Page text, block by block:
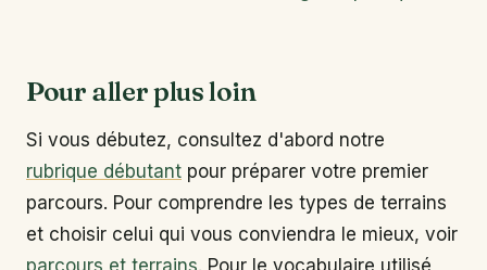
Pour aller plus loin
Si vous débutez, consultez d'abord notre
rubrique débutant pour préparer votre premier
parcours. Pour comprendre les types de terrains
et choisir celui qui vous conviendra le mieux, voir